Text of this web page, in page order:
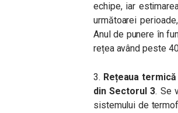
echipe, iar
următoarei
Anul de punere în
rețea având peste
3. Rețeaua
din Sectorul 3. Se
sistemului de